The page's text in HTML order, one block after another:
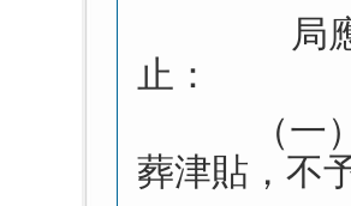
局
止：
（
葬津貼，不